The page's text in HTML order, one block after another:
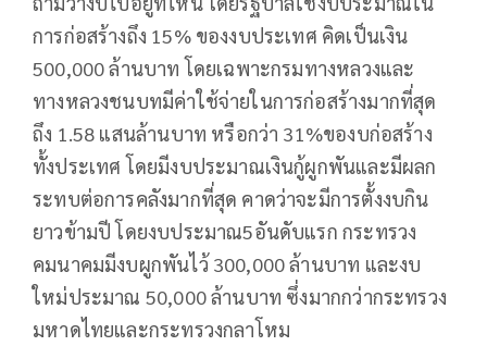
การก่อสร้างถึง 15% ของงบประเทศ คิดเป็นเงิน
500,000 ล้านบาท โดยเฉพาะกรมทางหลวงและ
ทางหลวงชนบทมีค่าใช้จ่ายในการก่อสร้างมากที่สุด
ถึง 1.58 แสนล้านบาท หรือกว่า 31%ของบก่อสร้าง
ทั้งประเทศ โดยมีงบประมาณเงินกู้ผูกพันและมีผลก
ระทบต่อการคลังมากที่สุด คาดว่าจะมีการตั้งงบกิน
ยาวข้ามปี โดยงบประมาณ5อันดับแรก กระทรวง
คมนาคมมีงบผูกพันไว้ 300,000 ล้านบาท และงบ
ใหม่ประมาณ 50,000 ล้านบาท ซึ่งมากกว่ากระทรวง
มหาดไทยและกระทรวงกลาโหม